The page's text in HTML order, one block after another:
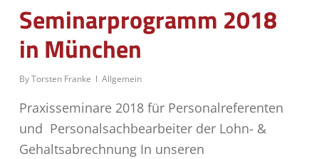
Seminarprogramm 2018
in München
ByTorsten Franke Allgemein
Praxisseminare 2018 für Personalreferenten
und Personalsachbearbeiter der Lohn- &
Gehaltsabrechnung In unseren